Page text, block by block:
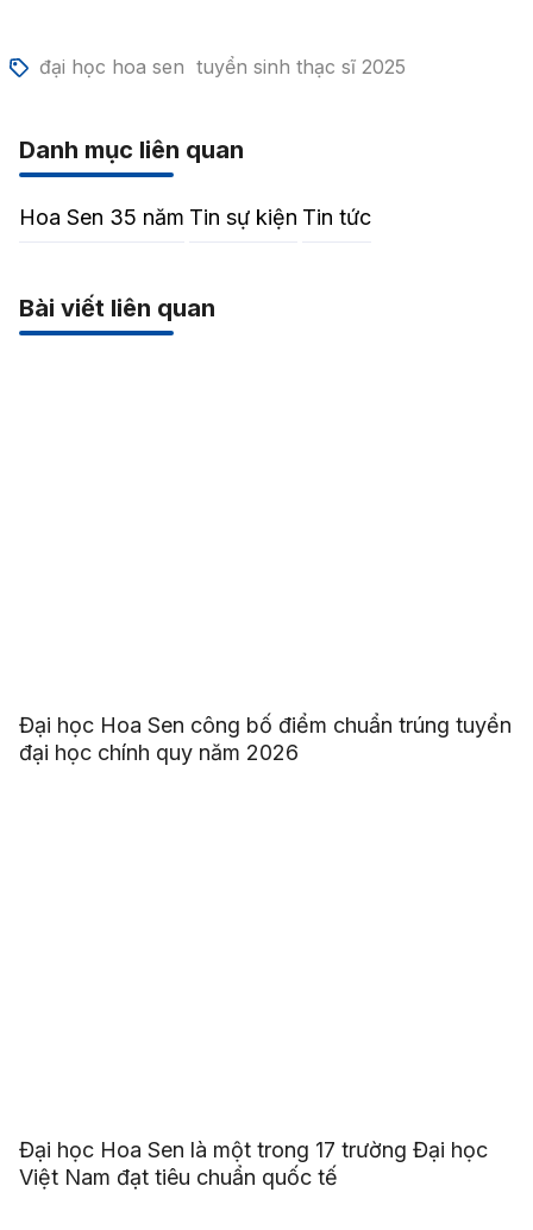
đại học hoa sen tuyển sinh thạc sĩ 2025
Danh mục liên quan
Hoa Sen 35 năm Tin sự kiện Tin tức
Bài viết liên quan
Đại học Hoa Sen công bố điểm chuẩn trúng tuyển
đại học chính quy năm 2026
Đại học Hoa Sen là một trong 17 trường Đại học
Việt Nam đạt tiêu chuẩn quốc tế